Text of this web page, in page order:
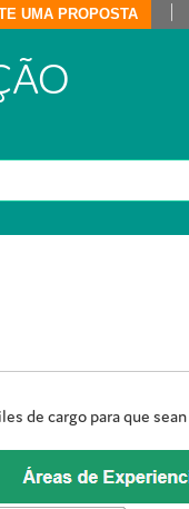
UMA PROPOSTA
de cargo para que